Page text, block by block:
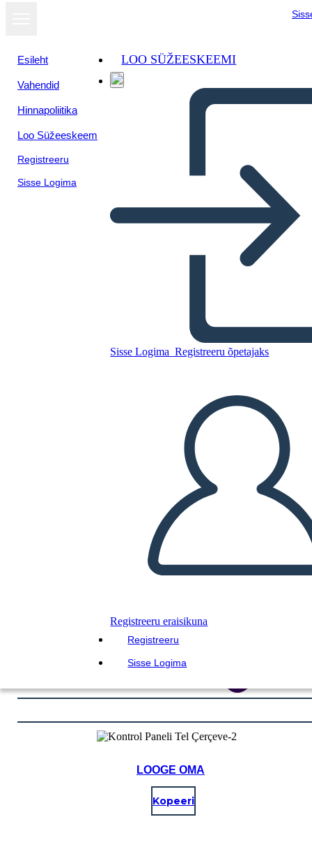
Esileht
Vahendid
Hinnapoliitika
Loo Süžeeskeem
Registreeru
Sisse Logima
LOO SÜŽEESKEEMI
Sisse Logima Registreeru õpetajaks
Registreeru eraisikuna
Registreeru
Sisse Logima
Kopeerige see süžeeskeemid
LUUA STORYBOARD
LOE MULLE
LOOGE OMA
Kopeeri